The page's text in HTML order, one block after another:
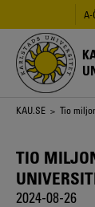
huvudinnehåll
A-
Länkstig
KAU.SE > Tio
TIO
2024-08-26